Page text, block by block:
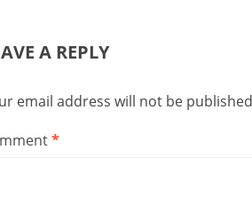
A REPLY
email address will not be
*